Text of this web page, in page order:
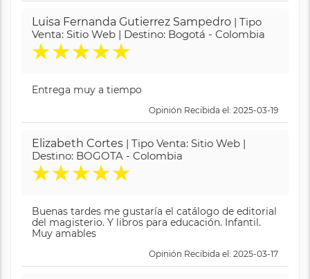
Luisa Fernanda Gutierrez Sampedro | Tipo
Venta: Sitio Web | Destino: Bogotá - Colombia
★★★★★
Entrega muy a tiempo
Opinión Recibida el: 2025-03-19
Elizabeth Cortes | Tipo Venta: Sitio Web |
Destino: BOGOTA - Colombia
★★★★★
Buenas tardes me gustaría el catálogo de editorial
del magisterio. Y libros para educación. Infantil.
Muy amables
Opinión Recibida el: 2025-03-17